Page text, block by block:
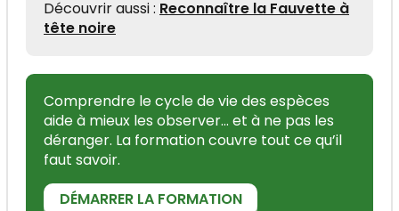
Découvrir aussi : Reconnaître la Fauvette à
tête noire
Comprendre le cycle de vie des espèces
aide à mieux les observer... et à ne pas les
déranger. La formation couvre tout ce qu’il
faut savoir.
DÉMARRER LA FORMATION